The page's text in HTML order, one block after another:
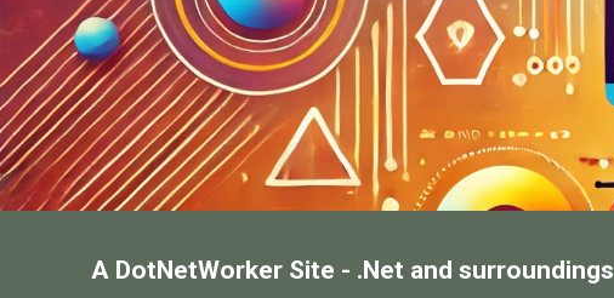
A DotNetWorker Site - .Net and surroundings